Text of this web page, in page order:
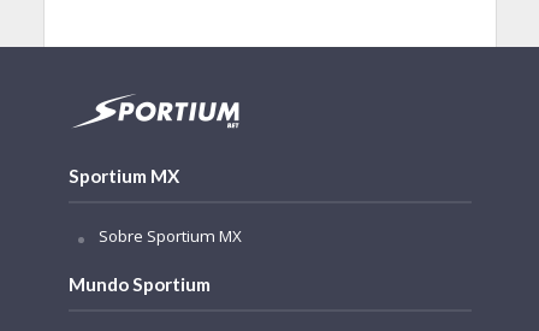
Sportium MX
Sobre Sportium MX
Mundo Sportium